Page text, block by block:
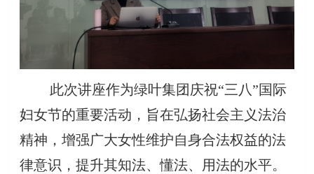
此次讲座作为绿叶集团庆祝“三八”国际
妇女节的重要活动，旨在弘扬社会主义法治
精神，增强广大女性维护自身合法权益的法
律意识，提升其知法、懂法、用法的水平。